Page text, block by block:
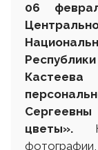
06
цветы».